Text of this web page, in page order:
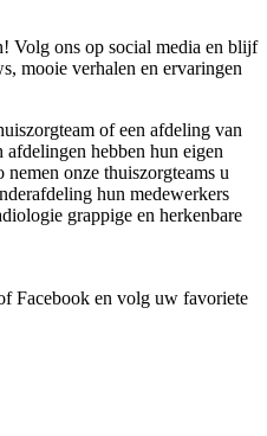
Volg ons op social media en blijf
mooie verhalen en ervaringen
of een afdeling van
afdelingen hebben hun eigen
onze thuiszorgteams u
hun medewerkers
grappige en herkenbare
Facebook en volg uw favoriete